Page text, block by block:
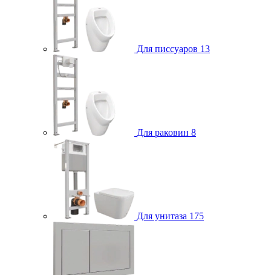
Для писсуаров 13
Для раковин 8
Для унитаза 175